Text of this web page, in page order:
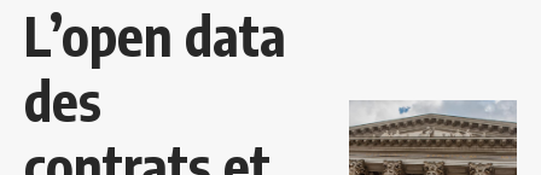
L’open data
des